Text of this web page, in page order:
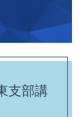
支部講